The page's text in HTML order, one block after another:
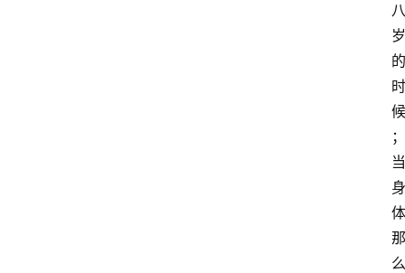
八
岁
的
时
候
；
当
身
体
那
么